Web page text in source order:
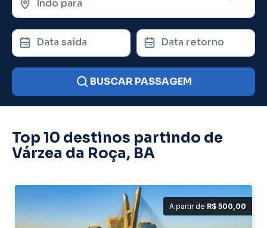
Indo para
Data saída Data retorno
BUSCAR PASSAGEM
Top 10 destinos partindo de
Várzea da Roça, BA
A partir de R$ 500,00